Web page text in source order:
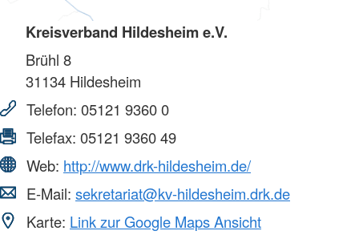
Kreisverband Hildesheim e.V.
Brühl 8
31134 Hildesheim
Telefon: 05121 9360 0
Telefax: 05121 9360 49
Web: http://www.drk-hildesheim.de/
E-Mail: sekretariat@kv-hildesheim.drk.de
Karte: Link zur Google Maps Ansicht